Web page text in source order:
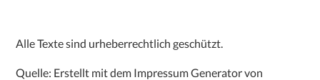
Alle Texte sind urheberrechtlich geschützt.
Quelle: Erstellt mit dem Impressum Generatorvon